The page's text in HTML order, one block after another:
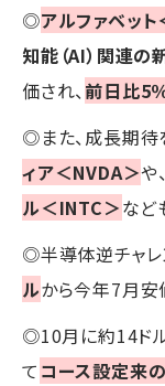
◎アルファベッ
知能（AI）関連の
価され、 前日比5
◎また、成長期待
ィア＜NVDA＞や
ル＜INTC＞など
◎半導体逆チャ
ルから今年7月安
◎10月に約14ド
て コース設定来